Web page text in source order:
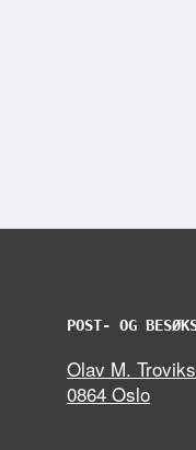
POST- OG
Olav M.
0864 Oslo